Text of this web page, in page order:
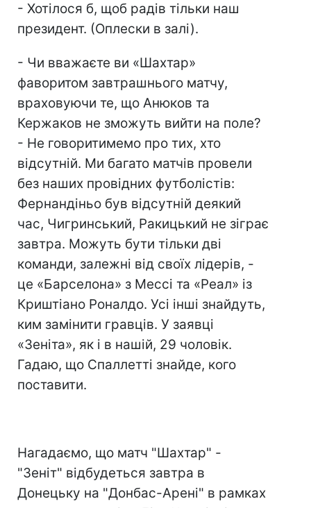
- Хотілося б, щоб радів тільки наш
президент. (Оплески в залі).
- Чи вважаєте ви «Шахтар»
фаворитом завтрашнього матчу,
враховуючи те, що Анюков та
Кержаков не зможуть вийти на поле?
- Не говоритимемо про тих, хто
відсутній. Ми багато матчів провели
без наших провідних футболістів:
Фернандіньо був відсутній деякий
час, Чигринський, Ракицький не зіграє
завтра. Можуть бути тільки дві
команди, залежні від своїх лідерів, -
це «Барселона» з Мессі та «Реал» із
Криштіано Роналдо. Усі інші знайдуть,
ким замінити гравців. У заявці
«Зеніта», як і в нашій, 29 чоловік.
Гадаю, що Спаллетті знайде, кого
поставити.
Нагадаємо, що матч "Шахтар" -
"Зеніт" відбудеться завтра в
Донецьку на "Донбас-Арені" в рамках